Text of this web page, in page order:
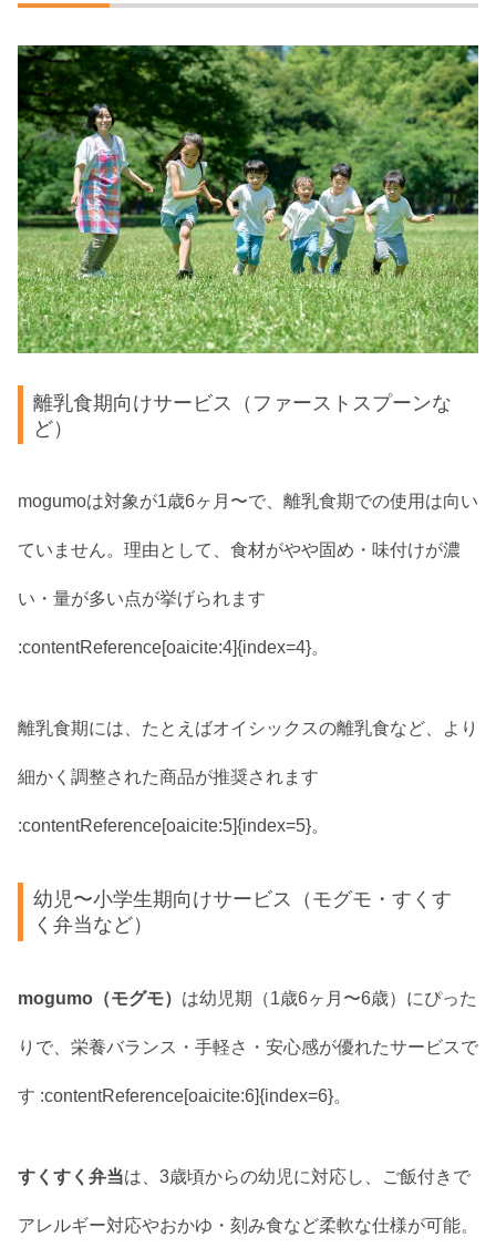
離乳食期向けサービス（ファーストスプーンな
ど）
mogumoは対象が1歳6ヶ月〜で、離乳食期での使用は向い
ていません。理由として、食材がやや固め・味付けが濃
い・量が多い点が挙げられます
:contentReference[oaicite:4]{index=4}。
離乳食期には、たとえばオイシックスの離乳食など、より
細かく調整された商品が推奨されます
:contentReference[oaicite:5]{index=5}。
幼児〜小学生期向けサービス（モグモ・すくす
く弁当など）
mogumo（モグモ） は幼児期（1歳6ヶ月〜6歳）にぴった
りで、栄養バランス・手軽さ・安心感が優れたサービスで
す :contentReference[oaicite:6]{index=6}。
すくすく弁当は、3歳頃からの幼児に対応し、ご飯付きで
アレルギー対応やおかゆ・刻み食など柔軟な仕様が可能。